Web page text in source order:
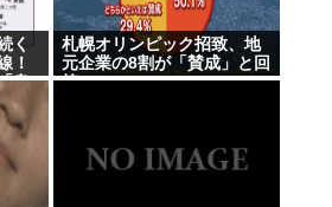
く
！
卑
札幌オリンピック招致、地
元企業の8割が「賛成」と回
答